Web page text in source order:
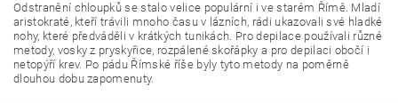
Odstranění chloupků se stalo velice populární i ve starém Římě. Mladí
aristokraté, kteří trávili mnoho času v lázních, rádi ukazovali své hladké
nohy, které předváděli v krátkých tunikách. Pro depilace používali různé
metody, vosky z pryskyřice, rozpálené skořápky a pro depilaci obočí i
netopýří krev. Po pádu Římské říše byly tyto metody na poměrně
dlouhou dobu zapomenuty.